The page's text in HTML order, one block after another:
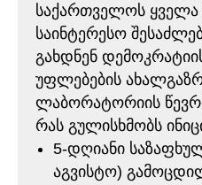
საქართველოს ყველა
საინტერესო
გახდნენ
უფლებების
ლაბორატორიის
რას გულისხმობს
5-დღიანი
აგვისტო)